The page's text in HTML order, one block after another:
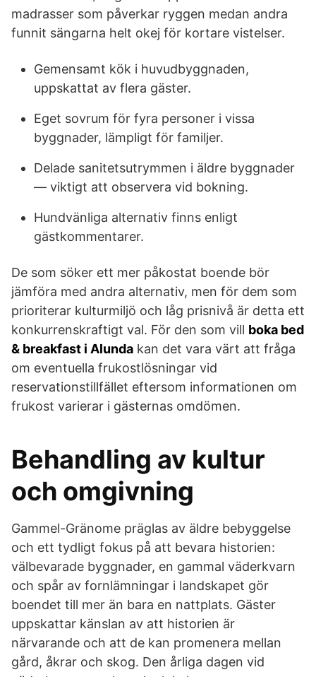
madrasser som påverkar ryggen medan andra
funnit sängarna helt okej för kortare vistelser.
Gemensamt kök i huvudbyggnaden,
uppskattat av flera gäster.
Eget sovrum för fyra personer i vissa
byggnader, lämpligt för familjer.
Delade sanitetsutrymmen i äldre byggnader
— viktigt att observera vid bokning.
Hundvänliga alternativ finns enligt
gästkommentarer.
De som söker ett mer påkostat boende bör
jämföra med andra alternativ, men för dem som
prioriterar kulturmiljö och låg prisnivå är detta ett
konkurrenskraftigt val. För den som vill boka bed
& breakfast i Alunda kan det vara värt att fråga
om eventuella frukostlösningar vid
reservationstillfället eftersom informationen om
frukost varierar i gästernas omdömen.
Behandling av kultur
och omgivning
Gammel-Gränome präglas av äldre bebyggelse
och ett tydligt fokus på att bevara historien:
välbevarade byggnader, en gammal väderkvarn
och spår av fornlämningar i landskapet gör
boendet till mer än bara en nattplats. Gäster
uppskattar känslan av att historien är
närvarande och att de kan promenera mellan
gård, åkrar och skog. Den årliga dagen vid